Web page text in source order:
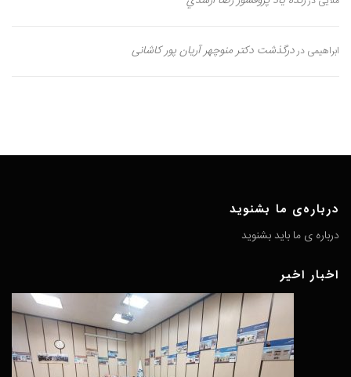
ابراهیمی در درگذشت دکتر منوچهر آریان پور کاشانی
درباره‌ی ما بشنوید
درباره ی ما باید بشنوید
اخبار اخیر